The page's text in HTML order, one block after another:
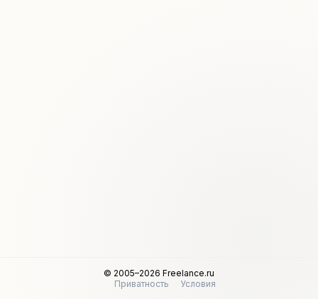
© 2005–2026 Freelance.ru
Приватность
Условия